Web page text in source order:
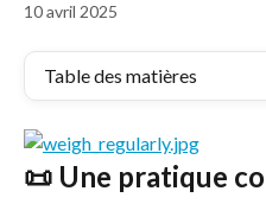
10 avril 2025
Table des matières
📜 Une pratique